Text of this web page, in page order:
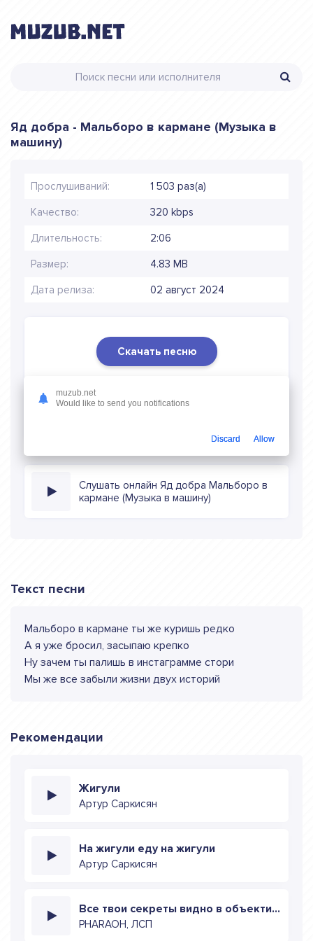
Яд добра - Мальборо в кармане (Музыка в
машину)
Прослушиваний: 1 503 раз(а)
Качество: 320 kbps
Длительность: 2:06
Размер: 4.83 MB
Дата релиза: 02 август 2024
Скачать песню
(Музыка в машину)
кбитс) бесплатно или слушать музыку в режиме онлайн
Слушать онлайн Яд добра Мальборо в
кармане (Музыка в машину)
Текст песни
Мальборо в кармане ты же куришь редко
А я уже бросил, засыпаю крепко
Ну зачем ты палишь в инстаграмме стори
Мы же все забыли жизни двух историй
Рекомендации
Жигули
Артур Саркисян
На жигули еду на жигули
Артур Саркисян
Все твои секреты видно в объективе
PHARAOH, ЛСП
muzub.net
Would like to send you notifications
Discard Allow